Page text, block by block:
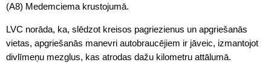
(A8) Medemciema krustojumā.
LVC norāda, ka, slēdzot kreisos pagriezienus un apgriešanās
vietas, apgriešanās manevri autobraucējiem ir jāveic, izmantojot
divlīmeņu mezglus, kas atrodas dažu kilometru attālumā.